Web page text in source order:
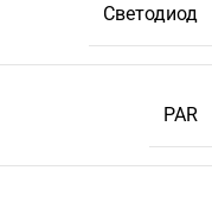
Светодиод
PAR